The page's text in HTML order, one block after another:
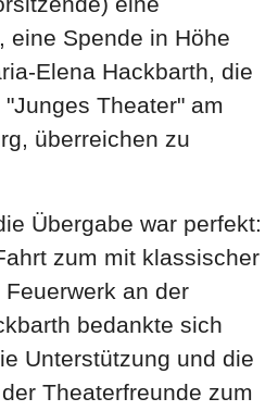
eine Spende in Höhe
Elena Hackbarth, die
Theater" am
überreichen zu
Übergabe war perfekt:
zum mit klassischer
an der
bedankte sich
Unterstützung und die
Theaterfreunde zum